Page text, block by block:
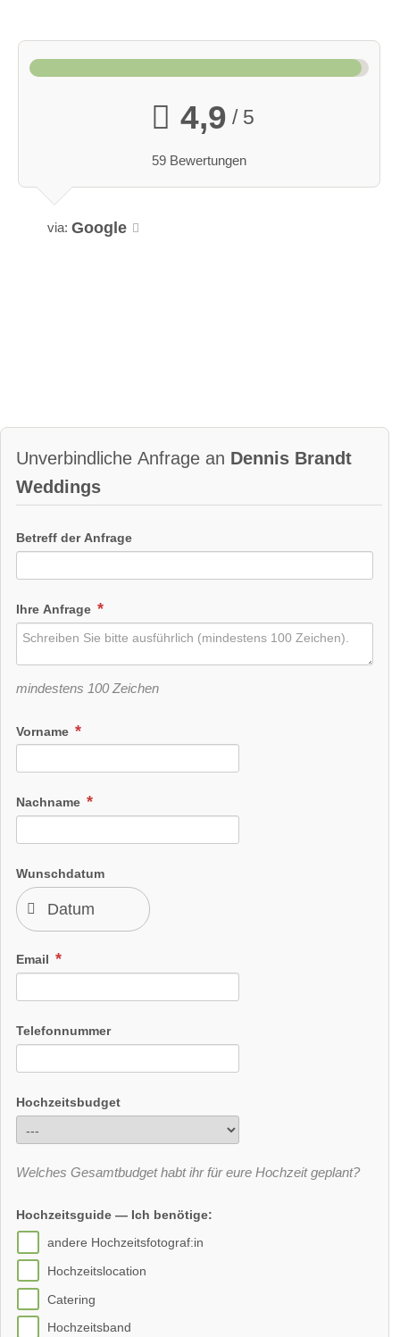
4,9 / 5
59 Bewertungen
via: Google
Unverbindliche Anfrage an Dennis Brandt
Weddings
Betreff der Anfrage
Ihre Anfrage
mindestens 100 Zeichen
Vorname
Nachname
Wunschdatum
Email
Telefonnummer
Hochzeitsbudget
Welches Gesamtbudget habt ihr für eure Hochzeit geplant?
Hochzeitsguide — Ich benötige:
andere Hochzeitsfotograf:in
Hochzeitslocation
Catering
Hochzeitsband